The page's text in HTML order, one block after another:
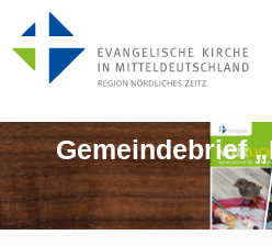
Gemeindebrief